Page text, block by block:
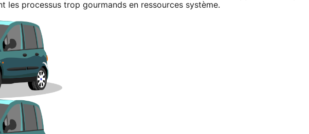
les processus trop gourmands en ressources système.